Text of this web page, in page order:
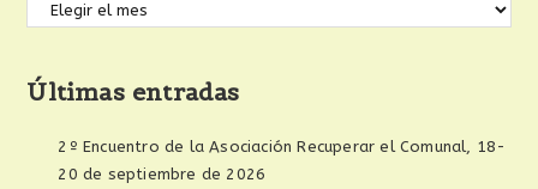
Últimas entradas
2º Encuentro de la Asociación Recuperar el Comunal, 18-
20 de septiembre de 2026